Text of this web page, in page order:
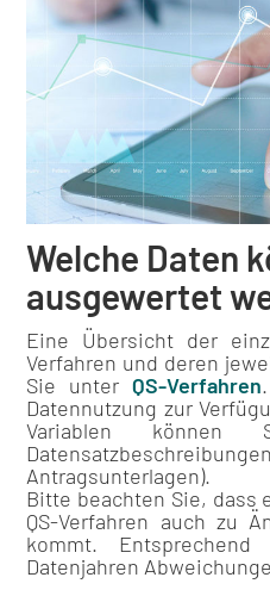
Welche Daten
ausgewertet
Eine Übersicht der
Verfahren und deren
Sie unterQS-Verfahren
Datennutzung zur
Variablen können
Antragsunterlagen).
Bitte beachten Sie, dass
QS-Verfahren auch zu
kommt.
Datenjahren